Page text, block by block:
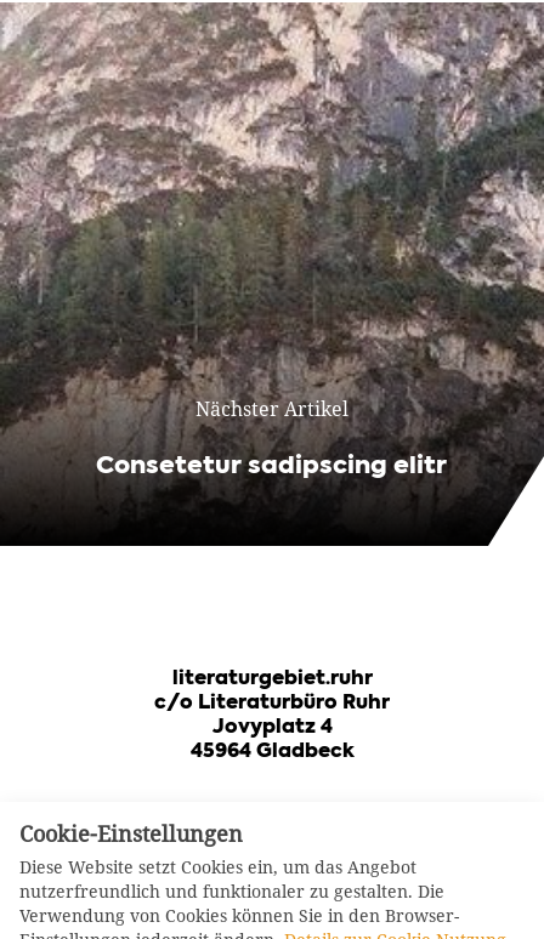
Nächster Artikel
Consetetur sadipscing elitr
literaturgebiet.ruhr
c/o Literaturbüro Ruhr
Jovyplatz 4
45964 Gladbeck
Cookie-Einstellungen
Diese Website setzt Cookies ein, um das Angebot
nutzerfreundlich und funktionaler zu gestalten. Die
Verwendung von Cookies können Sie in den Browser-